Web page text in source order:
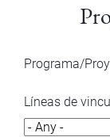
Programa/
Líneas de